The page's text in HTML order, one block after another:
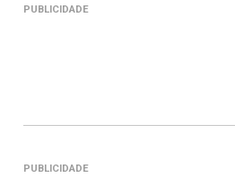
PUBLICIDADE
PUBLICIDADE